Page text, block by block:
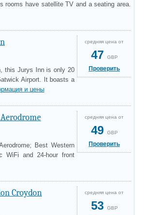
rooms have satellite TV and a seating area.
средняя цена от
47 GBP
Проверить
this Jurys Inn is only 20
Airport. It boasts a
и цены
средняя цена от
49 GBP
Проверить
Best Western
WiFi and 24-hour front
средняя цена от
53 GBP
Croydon